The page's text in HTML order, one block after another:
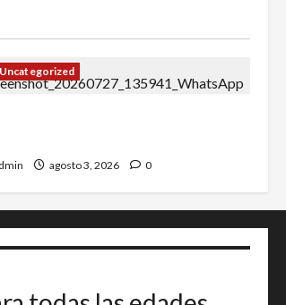
Uncategorized
agosto 3, 2026 0